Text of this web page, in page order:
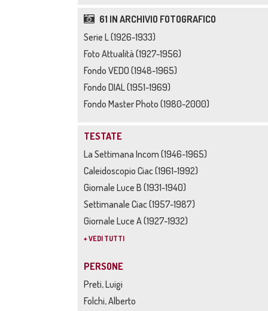
61 IN ARCHIVIO FOTOGRAFICO
Serie L (1926-1933)
Foto Attualità (1927-1956)
Fondo VEDO (1948-1965)
Fondo DIAL (1951-1969)
Fondo Master Photo (1980-2000)
TESTATE
La Settimana Incom (1946-1965)
Caleidoscopio Ciac (1961-1992)
Giornale Luce B (1931-1940)
Settimanale Ciac (1957-1987)
Giornale Luce A (1927-1932)
+ VEDI TUTTI
PERSONE
Preti, Luigi
Folchi, Alberto